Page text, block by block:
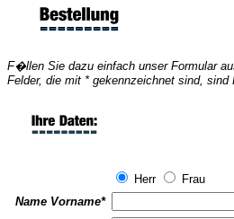
F�llen Sie dazu einfach unser Formular
Felder, die mit * gekennzeichnet sind, sind
Herr
Frau
Name Vorname*